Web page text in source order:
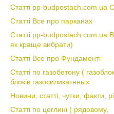
Статті pp-budpostach.com.ua
Статті Все про парканах
Статті pp-budpostach.com.ua
як краще вибрати)
Статті Все про Фундаменті
Статті по газобетону (
блоків газосиликатнных
Новини, статті, чутки, факти,
Статті по цеглині ( рядовому,